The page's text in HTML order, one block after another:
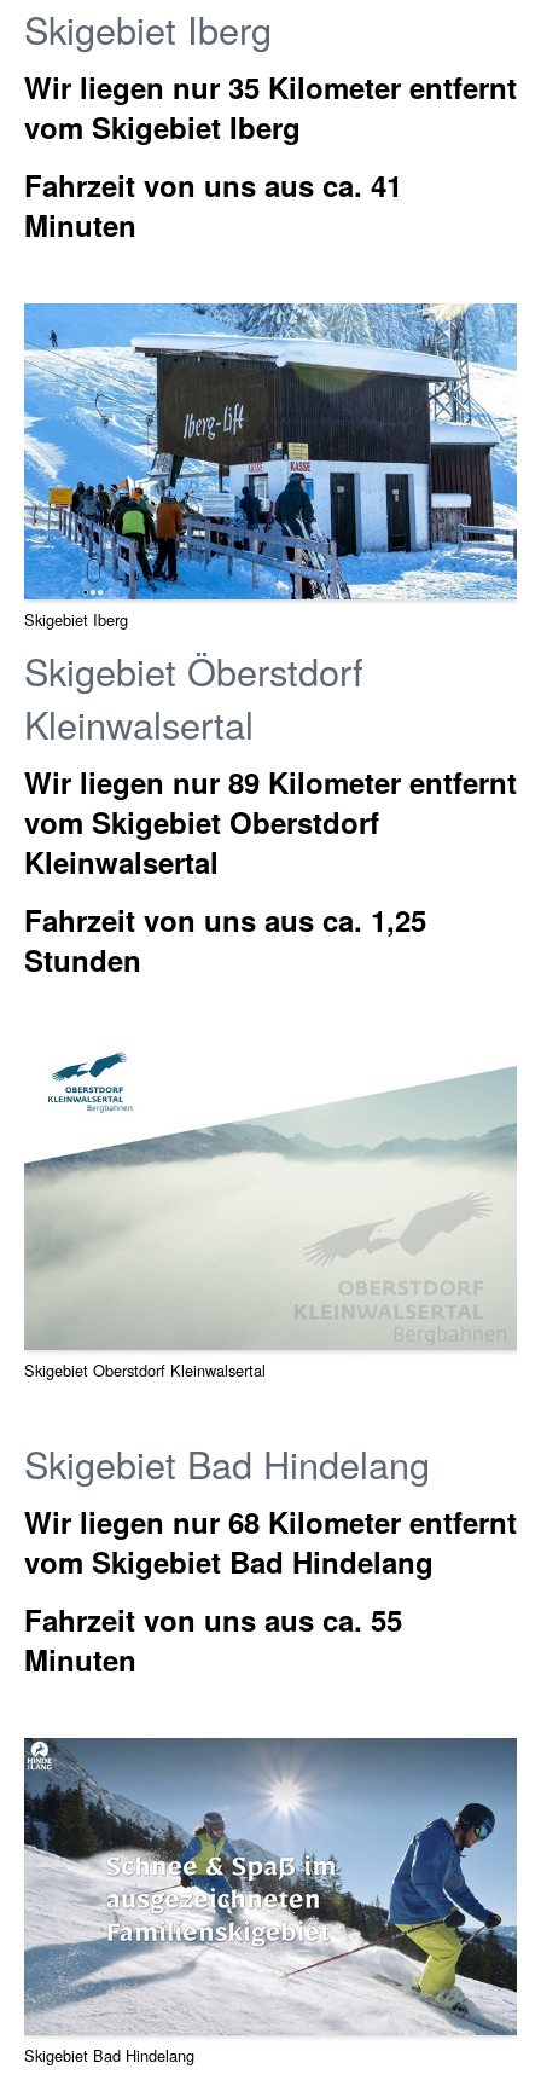
Skigebiet Iberg
Wir liegen nur 35 Kilometer entfernt
vom Skigebiet Iberg
Fahrzeit von uns aus ca. 41
Minuten
Skigebiet Iberg
Skigebiet Öberstdorf
Kleinwalsertal
Wir liegen nur 89 Kilometer entfernt
vom Skigebiet Oberstdorf
Kleinwalsertal
Fahrzeit von uns aus ca. 1,25
Stunden
​Skigebiet Oberstdorf Kleinwalsertal
Skigebiet Bad Hindelang
Wir liegen nur 68 Kilometer entfernt
vom Skigebiet Bad Hindelang
Fahrzeit von uns aus ca. 55
Minuten
Skigebiet Bad Hindelang